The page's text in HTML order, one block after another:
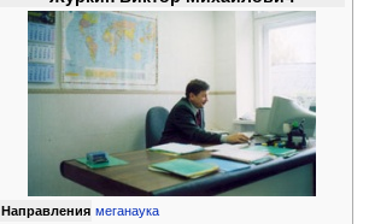
Направления меганаука